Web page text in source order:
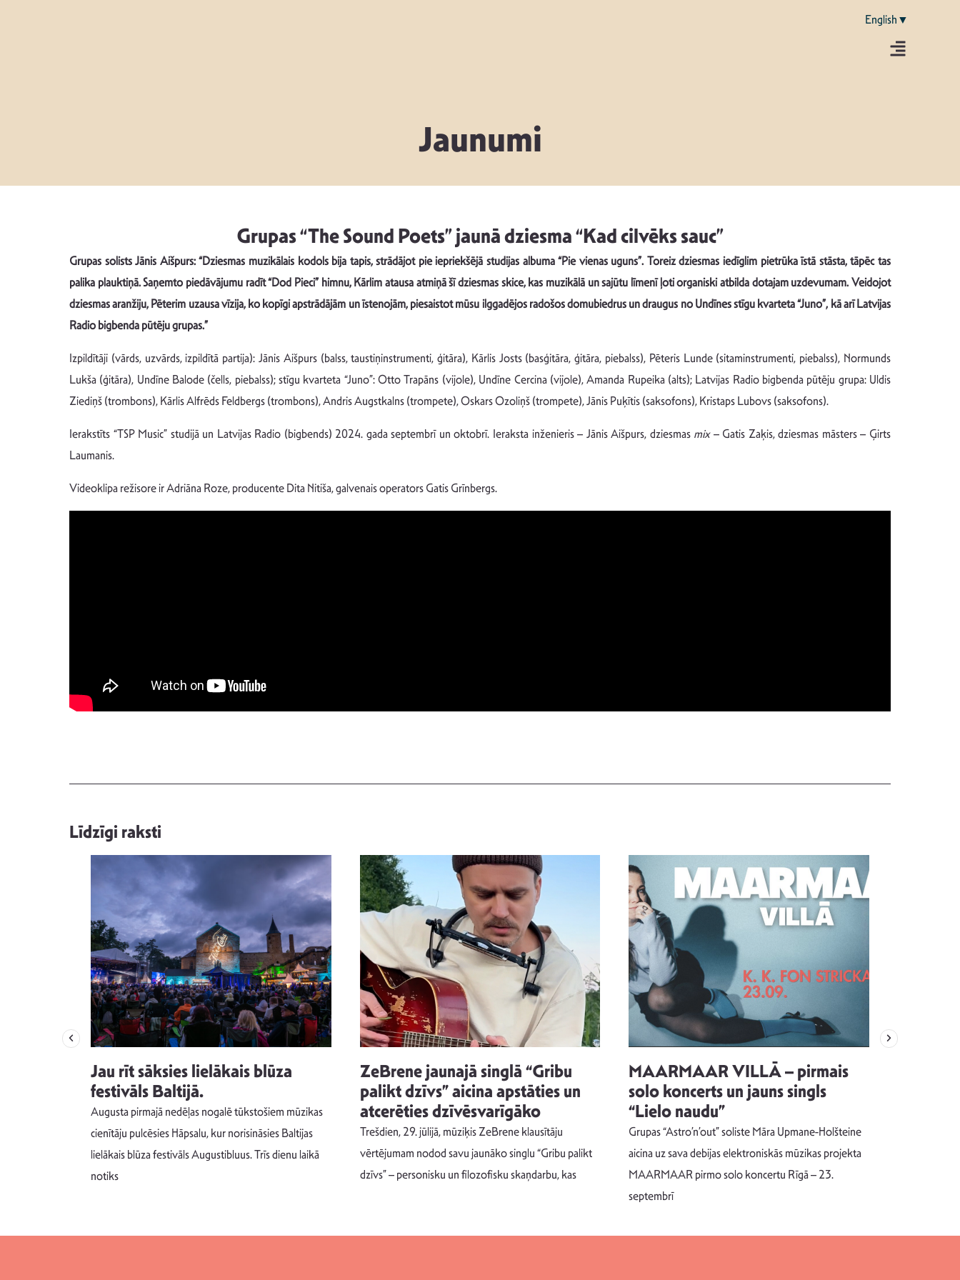
English▼
Jaunumi
Grupas “The Sound Poets” jaunā dziesma “Kad cilvēks sauc”
Grupas solists Jānis Aišpurs: “Dziesmas muzikālais kodols bija tapis, strādājot pie iepriekšējā studijas albuma “Pie vienas uguns”. Toreiz dziesmas iedīglim pietrūka īstā stāsta, tāpēc tas
palika plauktiņā. Saņemto piedāvājumu radīt “Dod Pieci” himnu, Kārlim atausa atmiņā šī dziesmas skice, kas muzikālā un sajūtu līmenī ļoti organiski atbilda dotajam uzdevumam. Veidojot
dziesmas aranžiju, Pēterim uzausa vīzija, ko kopīgi apstrādājām un īstenojām, piesaistot mūsu ilggadējos radošos domubiedrus un draugus no Undīnes stīgu kvarteta “Juno”, kā arī Latvijas
Radio bigbenda pūtēju grupas.”
Izpildītāji (vārds, uzvārds, izpildītā partija): Jānis Aišpurs (balss, taustiņinstrumenti, ģitāra), Kārlis Josts (basģitāra, ģitāra, piebalss), Pēteris Lunde (sitaminstrumenti, piebalss), Normunds
Lukša (ģitāra), Undīne Balode (čells, piebalss); stīgu kvarteta “Juno”: Otto Trapāns (vijole), Undīne Cercina (vijole), Amanda Rupeika (alts); Latvijas Radio bigbenda pūtēju grupa: Uldis
Ziediņš (trombons), Kārlis Alfrēds Feldbergs (trombons), Andris Augstkalns (trompete), Oskars Ozoliņš (trompete), Jānis Puķītis (saksofons), Kristaps Lubovs (saksofons).
Ierakstīts “TSP Music” studijā un Latvijas Radio (bigbends) 2024. gada septembrī un oktobrī. Ieraksta inženieris – Jānis Aišpurs, dziesmas mix– Gatis Zaķis, dziesmas māsters – Ģirts
Laumanis.
Videoklipa režisore ir Adriāna Roze, producente Dita Nitiša, galvenais operators Gatis Grīnbergs.
Līdzīgi raksti
Jau rīt sāksies lielākais blūza
festivāls Baltijā.
Augusta pirmajā nedēļas nogalē tūkstošiem mūzikas
cienītāju pulcēsies Hāpsalu, kur norisināsies Baltijas
lielākais blūza festivāls Augustibluus. Trīs dienu laikā
notiks
ZeBrene jaunajā singlā “Gribu
palikt dzīvs” aicina apstāties un
atcerēties dzīvēsvarīgāko
Trešdien, 29. jūlijā, mūziķis ZeBrene klausītāju
vērtējumam nodod savu jaunāko singlu “Gribu palikt
dzīvs” – personisku un filozofisku skaņdarbu, kas
MAARMAAR VILLĀ – pirmais
solo koncerts un jauns singls
“Lielo naudu”
Grupas “Astro’n’out” soliste Māra Upmane-Holšteine
aicina uz sava debijas elektroniskās mūzikas projekta
MAARMAAR pirmo solo koncertu Rīgā – 23.
septembrī